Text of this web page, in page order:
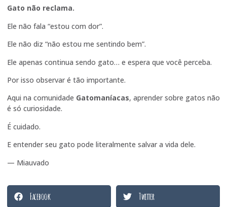
Gato não reclama.
Ele não fala “estou com dor”.
Ele não diz “não estou me sentindo bem”.
Ele apenas continua sendo gato… e espera que você perceba.
Por isso observar é tão importante.
Aqui na comunidade Gatomaníacas, aprender sobre gatos não
é só curiosidade.
É cuidado.
E entender seu gato pode literalmente salvar a vida dele.
— Miauvado
Facebook Twitter